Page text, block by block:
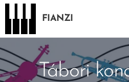
FIANZI
Tábori